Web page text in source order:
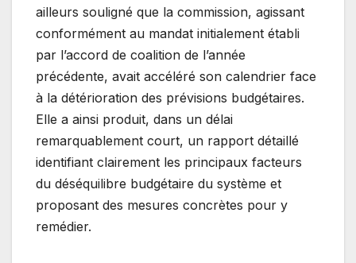
ailleurs souligné que la commission, agissant
conformément au mandat initialement établi
par l’accord de coalition de l’année
précédente, avait accéléré son calendrier face
à la détérioration des prévisions budgétaires.
Elle a ainsi produit, dans un délai
remarquablement court, un rapport détaillé
identifiant clairement les principaux facteurs
du déséquilibre budgétaire du système et
proposant des mesures concrètes pour y
remédier.